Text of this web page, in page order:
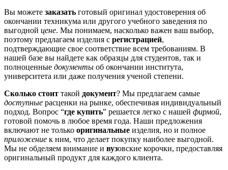
Вы можете заказать готовый оригинал удостоверения об
окончании техникума или другого учебного заведения по
выгодной цене. Мы понимаем, насколько важен ваш выбор,
поэтому предлагаем изделия с регистрацией,
подтверждающие свое соответствие всем требованиям. В
нашей базе вы найдете как образцы для студентов, так и
полноценные документы об окончании института,
университета или даже получения ученой степени.
Сколько стоит такой документ? Мы предлагаем самые
доступные расценки на рынке, обеспечивая индивидуальный
подход. Вопрос “где купить” решается легко с нашей фирмой,
готовой помочь в любое время года. Наши предложения
включают не только оригинальные изделия, но и полное
приложение к ним, что делает покупку наиболее выгодной.
Мы не обделяем внимание и вузовские корочки, предоставляя
оригинальный продукт для каждого клиента.